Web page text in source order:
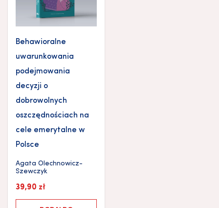
Behawioralne
uwarunkowania
podejmowania
decyzji o
dobrowolnych
oszczędnościach na
cele emerytalne w
Polsce
Agata Olechnowicz-
Szewczyk
39,90 zł